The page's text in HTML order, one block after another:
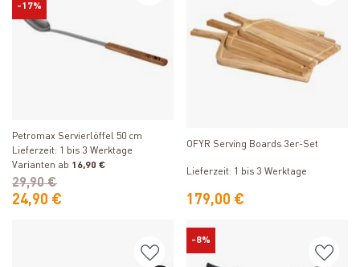
-17%
Petromax Servierlöffel 50 cm
Lieferzeit: 1 bis 3 Werktage
Varianten ab 16,90 €
24,90 €
29,90 €
OFYR Serving Boards 3er-Set
Lieferzeit: 1 bis 3 Werktage
179,00 €
-8%